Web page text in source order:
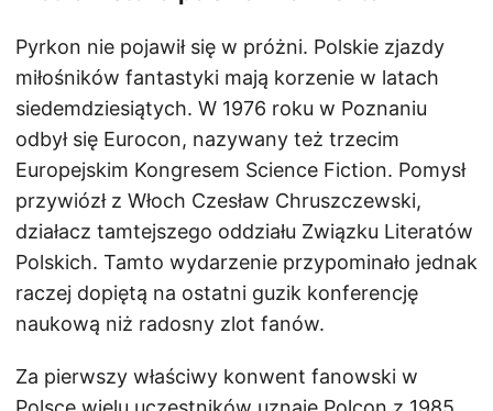
Pyrkon nie pojawił się w próżni. Polskie zjazdy
miłośników fantastyki mają korzenie w latach
siedemdziesiątych. W 1976 roku w Poznaniu
odbył się Eurocon, nazywany też trzecim
Europejskim Kongresem Science Fiction. Pomysł
przywiózł z Włoch Czesław Chruszczewski,
działacz tamtejszego oddziału Związku Literatów
Polskich. Tamto wydarzenie przypominało jednak
raczej dopiętą na ostatni guzik konferencję
naukową niż radosny zlot fanów.
Za pierwszy właściwy konwent fanowski w